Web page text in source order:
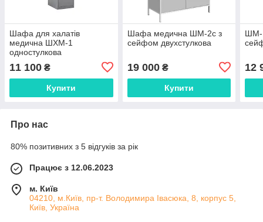
Шафа для халатів
медична ШХМ-1
одностулкова
11 100 ₴
Купити
Шафа медична ШМ-2с з
сейфом двухстулкова
19 000₴
Купити
ШМ-
12
Про нас
80% позитивних з 5 відгуків за рік
Працює з 12.06.2023
м. Київ
04210, м.Київ, пр-т. Володимира Івасюка, 8, корпус 5,
Київ, Україна